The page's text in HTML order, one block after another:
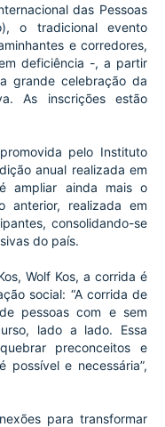
das Pessoas
o tradicional evento
e corredores,
deficiência -, a partir
grande celebração da
As inscrições estão
pelo Instituto
anual realizada em
ampliar ainda mais o
anterior, realizada em
consolidando-se
do país.
Wolf Kos, a corrida é
social: “A corrida de
pessoas com e sem
lado a lado. Essa
preconceitos e
e necessária”,
para transformar